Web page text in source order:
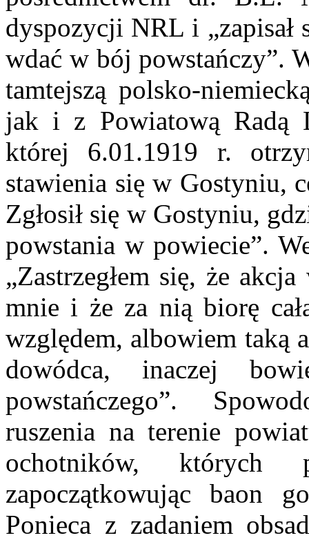
dyspozycji NRL i „zapisał
wdać w bój powstańczy”.
tamtejszą polsko-
jak i z Powiatową Radą
której 6.01.1919 r.
stawienia się w Gostyniu,
Zgłosił się w Gostyniu,
powstania w powiecie”.
„Zastrzegłem się, że
mnie i że za nią biorę
względem, albowiem taką
dowódca, inaczej
powstańczego”.
ruszenia na terenie
ochotników, których
zapoczątkowując baon
Ponieca z zadaniem